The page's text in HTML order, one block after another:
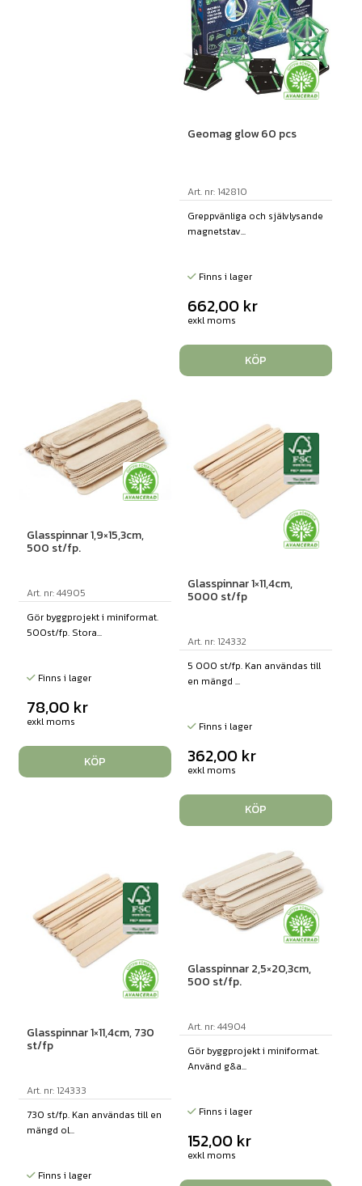
Geomag glow 60 pcs
Art. nr: 142810
Greppvänliga och självlysande
magnetstav...
Finns i lager
662,00 kr
exkl moms
KÖP
Glasspinnar 1,9×15,3cm,
500 st/fp.
Art. nr: 44905
Gör byggprojekt i miniformat.
500st/fp. Stora...
Finns i lager
78,00 kr
exkl moms
KÖP
Glasspinnar 1×11,4cm,
5000 st/fp
Art. nr: 124332
5 000 st/fp. Kan användas till
en mängd ...
Finns i lager
362,00 kr
exkl moms
KÖP
Glasspinnar 1×11,4cm, 730
st/fp
Art. nr: 124333
730 st/fp. Kan användas till en
mängd ol...
Finns i lager
Glasspinnar 2,5×20,3cm,
500 st/fp.
Art. nr: 44904
Gör byggprojekt i miniformat.
Använd g&a...
Finns i lager
152,00 kr
exkl moms